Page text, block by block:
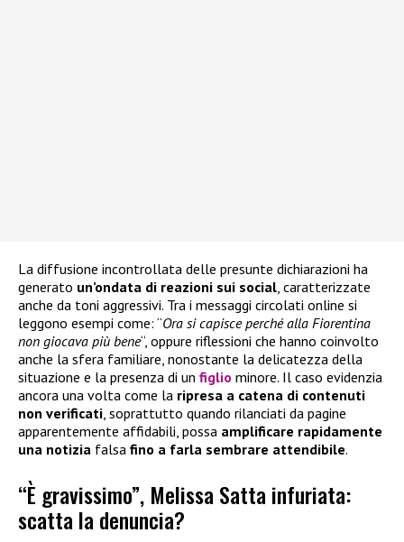
La diffusione incontrollata delle presunte dichiarazioni ha
generato un’ondata di reazioni sui social , caratterizzate
anche da toni aggressivi. Tra i messaggi circolati online si
leggono esempi come: “Ora si capisce perché alla Fiorentina
non giocava più bene“, oppure riflessioni che hanno coinvolto
anche la sfera familiare, nonostante la delicatezza della
situazione e la presenza di un figlio minore. Il caso evidenzia
ancora una volta come la ripresa a catena di contenuti
non verificati , soprattutto quando rilanciati da pagine
apparentemente affidabili, possa amplificare rapidamente
una notizia falsa fino a farla sembrare attendibile.
“È gravissimo”, Melissa Satta infuriata:
scatta la denuncia?